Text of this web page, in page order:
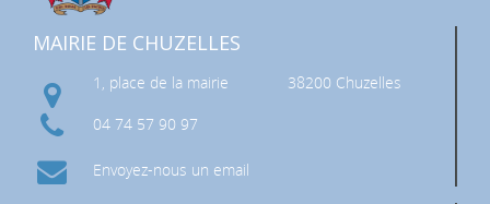
MAIRIE DE CHUZELLES
1, place de la mairie
38200 Chuzelles
04 74 57 90 97
Envoyez-nous un email